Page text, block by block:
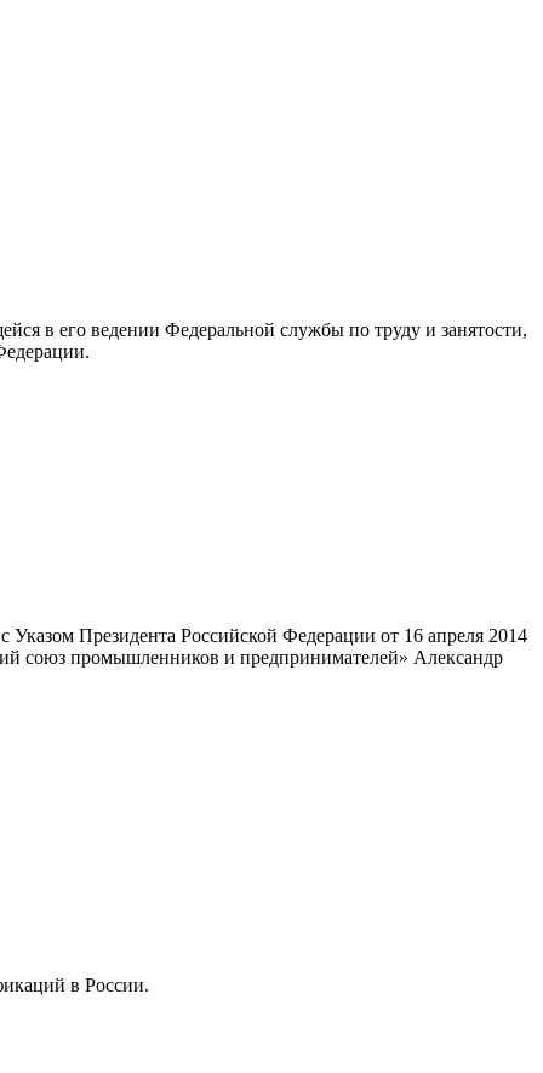
в его ведении Федеральной службы по труду и занятости,
Президента Российской Федерации от 16 апреля 2014
союз промышленников и предпринимателей» Александр
в России.